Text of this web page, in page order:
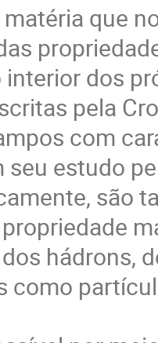
que
dos
pela
com
estudo
são
hádrons,
como